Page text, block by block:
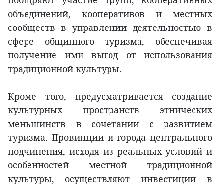
объединений, кооперативов и местных
сообществ в управлении деятельностью в
сфере общинного туризма, обеспечивая
получение ими выгод от использования
традиционной культуры.
Кроме того, предусматривается создание
культурных пространств этнических
меньшинств в сочетании с развитием
туризма. Провинции и города центрального
подчинения, исходя из реальных условий и
особенностей местной традиционной
культуры, осуществляют инвестиции в